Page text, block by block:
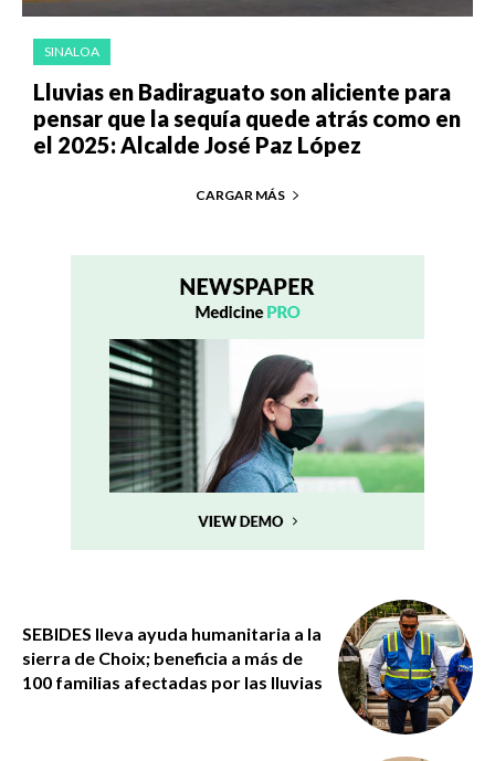
SINALOA
Lluvias en Badiraguato son aliciente para
pensar que la sequía quede atrás como en
el 2025: Alcalde José Paz López
CARGAR MÁS
SEBIDES lleva ayuda humanitaria a la
sierra de Choix; beneficia a más de
100 familias afectadas por las lluvias